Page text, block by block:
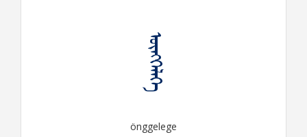
ᠥᠩᠭᠡᠯᠡᠭᠡ
önggelege